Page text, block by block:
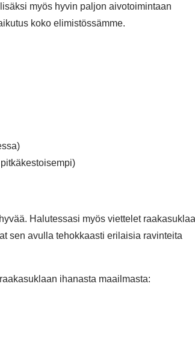
myös hyvin paljon aivotoimintaan
koko elimistössämme.
Halutessasi myös viettelet
sen avulla tehokkaasti erilaisia ravinteita
ihanasta maailmasta: